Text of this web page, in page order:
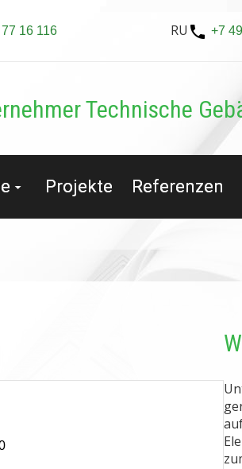
16 116 RU +7
Tech­nische
Projekte Referenzen